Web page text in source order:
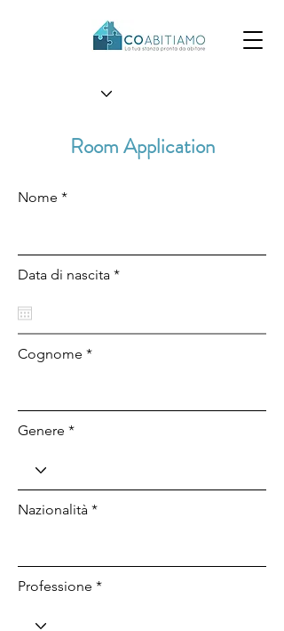
Room Application
Nome *
Data di nascita *
Cognome *
Genere *
Nazionalità *
Professione *